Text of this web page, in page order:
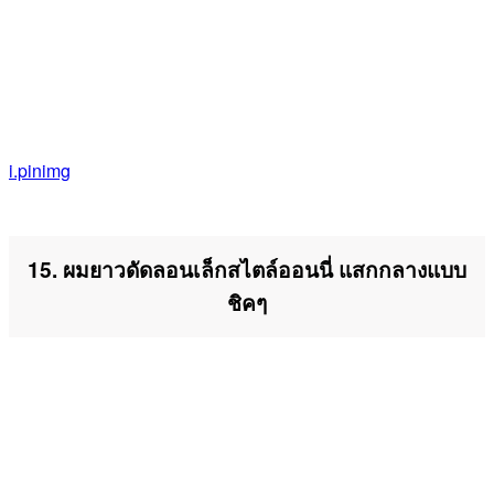
i.pinimg
15. ผมยาวดัดลอนเล็กสไตล์ออนนี่ แสกกลางแบบ
ชิคๆ